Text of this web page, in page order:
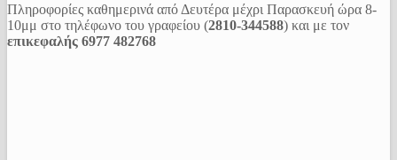
Πληροφορίες καθημερινά από Δευτέρα μέχρι Παρασκευή ώρα 8-
10μμ στο τηλέφωνο του γραφείου (2810-344588) και με τον
επικεφαλής 6977 482768